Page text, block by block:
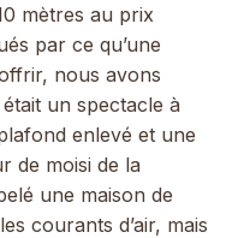
mètres au prix
par ce qu’une
nous avons
était un spectacle à
enlevé et une
de moisi de la
une maison de
courants d’air, mais